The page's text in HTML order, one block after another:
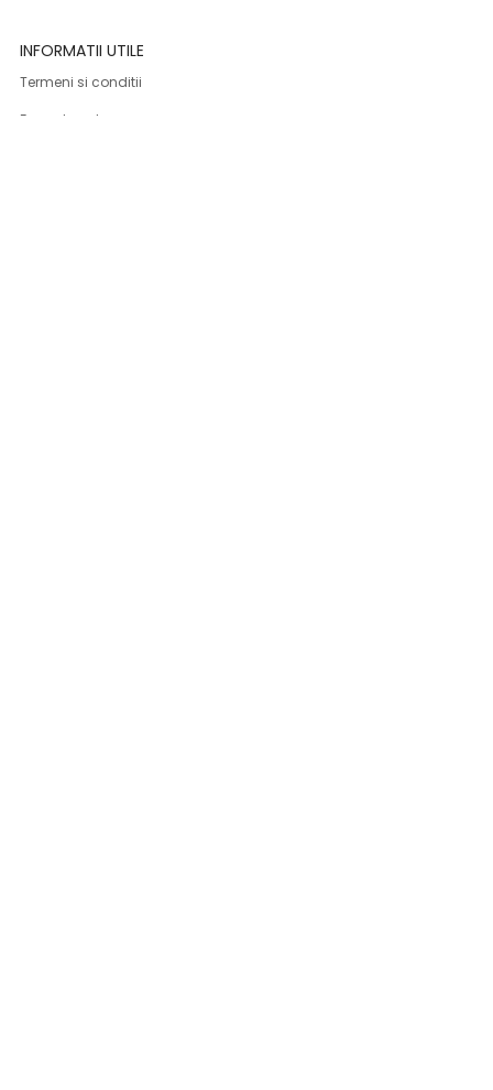
INFORMATII UTILE
Termeni si conditii
Formular retur